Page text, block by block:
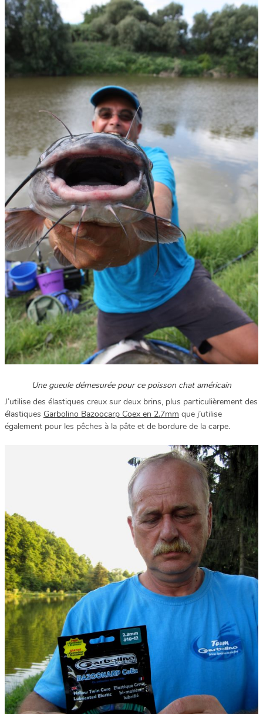
Une gueule démesurée pour ce poisson chat américain
J’utilise des élastiques creux sur deux brins, plus particulièrement des
élastiques Garbolino Bazoocarp Coex en 2.7mm que j’utilise
également pour les pêches à la pâte et de bordure de la carpe.